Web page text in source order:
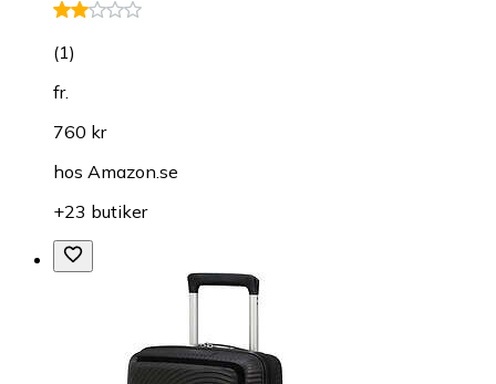
(1)
fr.
760 kr
hos Amazon.se
+23 butiker